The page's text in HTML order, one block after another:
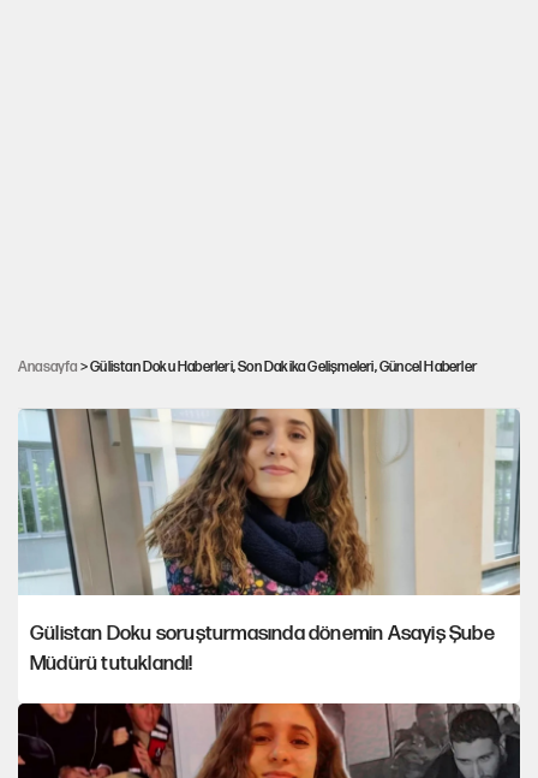
Anasayfa > Gülistan Doku Haberleri, Son Dakika Gelişmeleri, Güncel Haberler
tutuklandı
Gülistan Doku soruşturmasında dönemin Asayiş Şube
Müdürü tutuklandı!